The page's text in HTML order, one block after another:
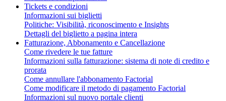
Tickets e condizioni
Informazioni sui biglietti
Politiche: Visibilità, riconoscimento e Insights
Dettagli del biglietto a pagina intera
Fatturazione, Abbonamento e Cancellazione
Come rivedere le tue fatture
Informazioni sulla fatturazione: sistema di note di credito e
prorata
Come annullare l'abbonamento Factorial
Come modificare il metodo di pagamento Factorial
Informazioni sul nuovo portale clienti